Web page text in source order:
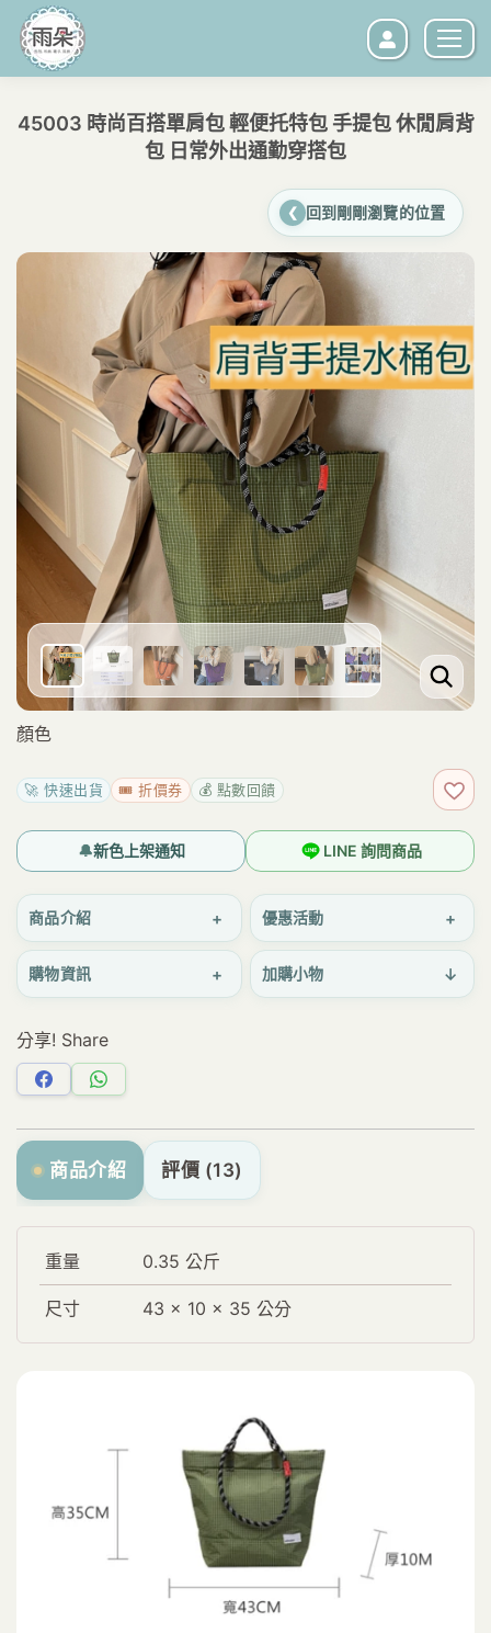
45003 時尚百搭單肩包 輕便托特包 手提包 休閒肩背
包 日常外出通勤穿搭包
❮ 回到剛剛瀏覽的位置
顏色
🚀 快速出貨 🎟️ 折價券 💰 點數回饋 加
LINE 詢問商品
🔔新色上架通知
商品介紹 + 優惠活動 +
購物資訊 + 加購小物 ↓
分享! Share
分
享
Facebook
分
享
WhatsApp
商品介紹 評價 (13)
重量 0.35 公斤
尺寸 43 × 10 × 35 公分